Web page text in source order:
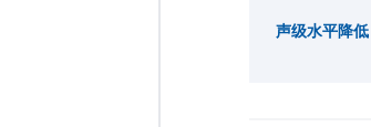
声级水平降低